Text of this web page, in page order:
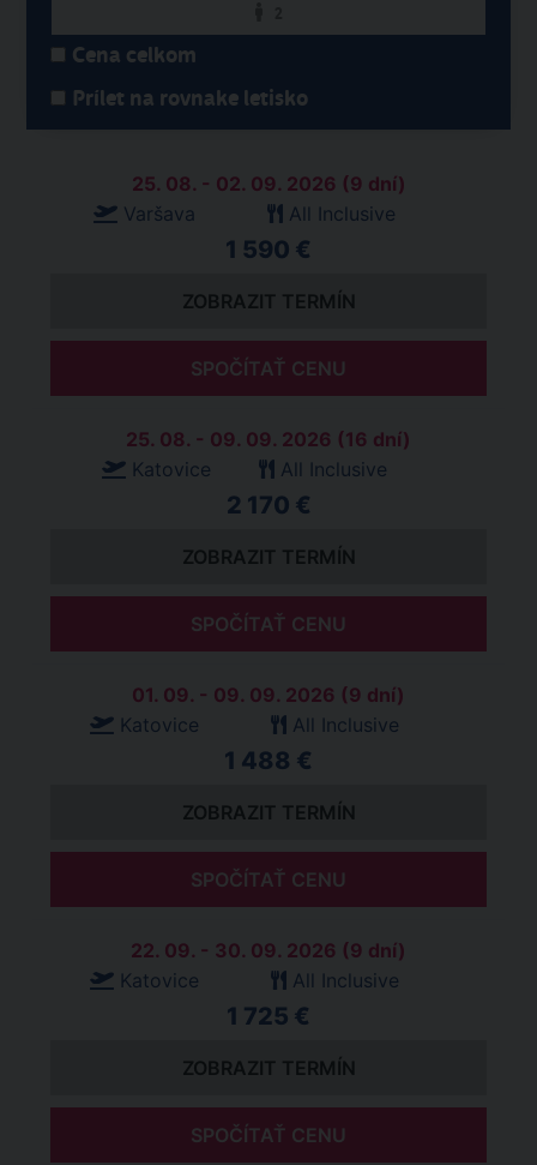
Cena celkom
Prílet na rovnake letisko
25. 08. - 02. 09. 2026 (9 dní)
Varšava
All Inclusive
1 590 €
ZOBRAZIT TERMÍN
SPOČÍTAŤ CENU
25. 08. - 09. 09. 2026 (16 dní)
Katovice
All Inclusive
2 170 €
ZOBRAZIT TERMÍN
SPOČÍTAŤ CENU
01. 09. - 09. 09. 2026 (9 dní)
Katovice
All Inclusive
1 488 €
ZOBRAZIT TERMÍN
SPOČÍTAŤ CENU
22. 09. - 30. 09. 2026 (9 dní)
Katovice
All Inclusive
1 725 €
ZOBRAZIT TERMÍN
SPOČÍTAŤ CENU